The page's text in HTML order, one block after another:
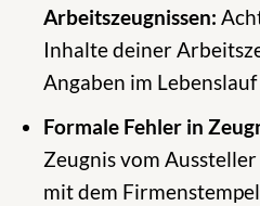
Arbeitszeugnissen:
Inhalte deiner
Angaben im
Formale Fehler in
Zeugnis vom
mit dem